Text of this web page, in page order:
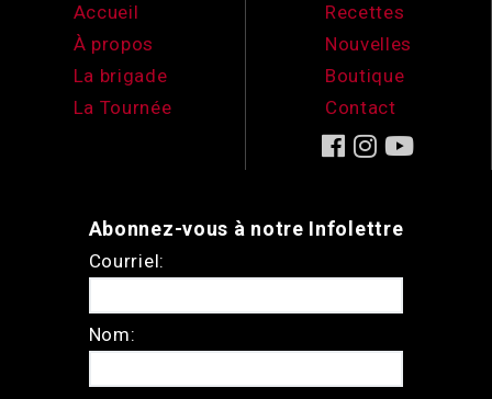
Accueil
À propos
La brigade
La Tournée
Recettes
Nouvelles
Boutique
Contact
Abonnez-vous à notre Infolettre
Courriel:
Nom: